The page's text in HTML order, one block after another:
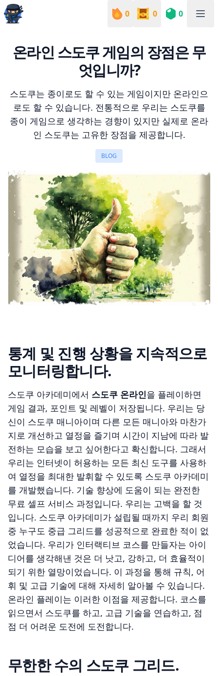
0 0 0
온라인 스도쿠 게임의 장점은 무
엇입니까?
스도쿠는 종이로도 할 수 있는 게임이지만 온라인으
로도 할 수 있습니다. 전통적으로 우리는 스도쿠를
종이 게임으로 생각하는 경향이 있지만 실제로 온라
인 스도쿠는 고유한 장점을 제공합니다.
BLOG
통계 및 진행 상황을 지속적으로
모니터링합니다.
스도쿠 아카데미에서 스도쿠 온라인을 플레이하면
게임 결과, 포인트 및 레벨이 저장됩니다. 우리는 당
신이 스도쿠 매니아이며 다른 모든 매니아와 마찬가
지로 개선하고 열정을 즐기며 시간이 지남에 따라 발
전하는 모습을 보고 싶어한다고 확신합니다. 그래서
우리는 인터넷이 허용하는 모든 최신 도구를 사용하
여 열정을 최대한 발휘할 수 있도록 스도쿠 아카데미
를 개발했습니다. 기술 향상에 도움이 되는 완전한
무료 셀프 서비스 과정입니다. 우리는 고백을 할 것
입니다. 스도쿠 아카데미가 설립될 때까지 우리 회원
중 누구도 중급 그리드를 성공적으로 완료한 적이 없
었습니다. 우리가 인터랙티브 코스를 만들자는 아이
디어를 생각해낸 것은 더 낫고, 강하고, 더 효율적이
되기 위한 열망이었습니다. 이 과정을 통해 규칙, 어
휘 및 고급 기술에 대해 자세히 알아볼 수 있습니다.
온라인 플레이는 이러한 이점을 제공합니다. 코스를
읽으면서 스도쿠를 하고, 고급 기술을 연습하고, 점
점 더 어려운 도전에 도전합니다.
무한한 수의 스도쿠 그리드.